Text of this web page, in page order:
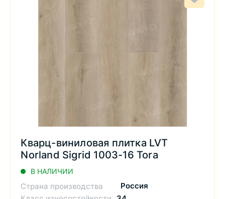
Кварц-виниловая плитка LVT
Norland Sigrid 1003-16 Tora
В НАЛИЧИИ
Страна производства
Россия